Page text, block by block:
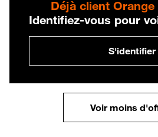
Déjà client Orange
Identifiez-vous pour
S'identifier
Voir moins